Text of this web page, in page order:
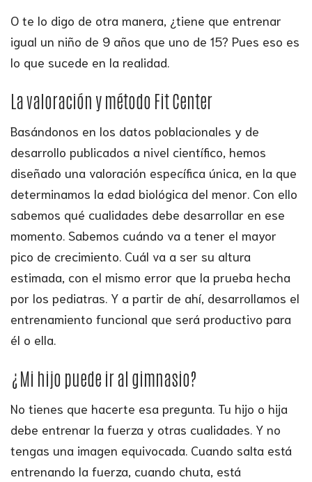
O te lo digo de otra manera, ¿tiene que entrenar
igual un niño de 9 años que uno de 15? Pues eso es
lo que sucede en la realidad.
La valoración y método Fit Center
Basándonos en los datos poblacionales y de
desarrollo publicados a nivel científico, hemos
diseñado una valoración específica única, en la que
determinamos la edad biológica del menor. Con ello
sabemos qué cualidades debe desarrollar en ese
momento. Sabemos cuándo va a tener el mayor
pico de crecimiento. Cuál va a ser su altura
estimada, con el mismo error que la prueba hecha
por los pediatras. Y a partir de ahí, desarrollamos el
entrenamiento funcional que será productivo para
él o ella.
¿Mi hijo puede ir al gimnasio?
No tienes que hacerte esa pregunta. Tu hijo o hija
debe entrenar la fuerza y otras cualidades. Y no
tengas una imagen equivocada. Cuando salta está
entrenando la fuerza, cuando chuta, está